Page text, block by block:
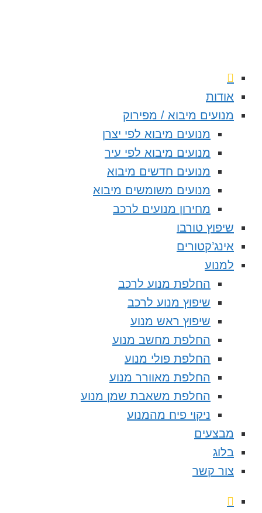
אודות
מנועים מיבוא / מפירוק
מנועים מיבוא לפי יצרן
מנועים מיבוא לפי עיר
מנועים חדשים מיבוא
מנועים משומשים מיבוא
מחירון מנועים לרכב
שיפוץ טורבו
אינג’קטורים
למנוע
החלפת מנוע לרכב
שיפוץ מנוע לרכב
שיפוץ ראש מנוע
החלפת מחשב מנוע
החלפת פולי מנוע
החלפת מאוורר מנוע
החלפת משאבת שמן מנוע
ניקוי פיח מהמנוע
מבצעים
בלוג
צור קשר